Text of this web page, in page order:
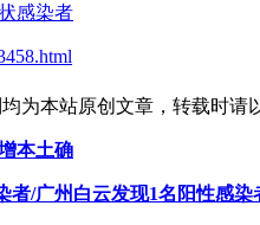
感染者
为本站原创文章，转载时请
本土确
者/广州白云发现1名阳性感染